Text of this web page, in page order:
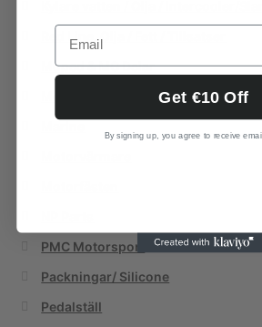
Red Line. Olja / Fett / Tillsatser
Moped & MC Delar
Motordelar - Filter & olja
PMC Motorsport
Packningar/ Silicone
Pedalställ
Get €10 Off
By signing up, you agree to receive